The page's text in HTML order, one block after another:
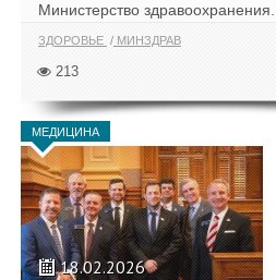
Министерство здравоохранения...
ЗДОРОВЬЕ МИНЗДРАВ
213
МЕДИЦИНА
18.02.2026